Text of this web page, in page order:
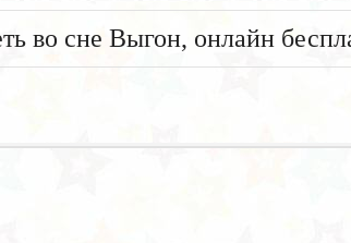
во сне Выгон, онлайн